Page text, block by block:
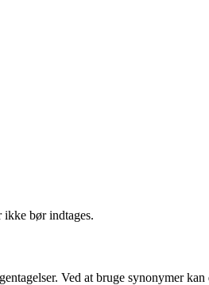
bør indtages.
Ved at bruge synonymer